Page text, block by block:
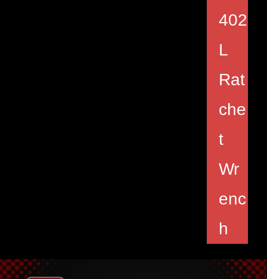
402
L
Rat
che
t
Wr
enc
h